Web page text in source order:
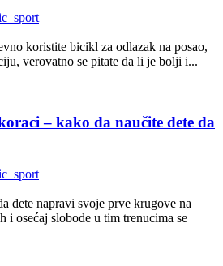
koristite bicikl za odlazak na posao,
verovatno se pitate da li je bolji i...
– kako da naučite dete da
dete napravi svoje prve krugove na
i osećaj slobode u tim trenucima se